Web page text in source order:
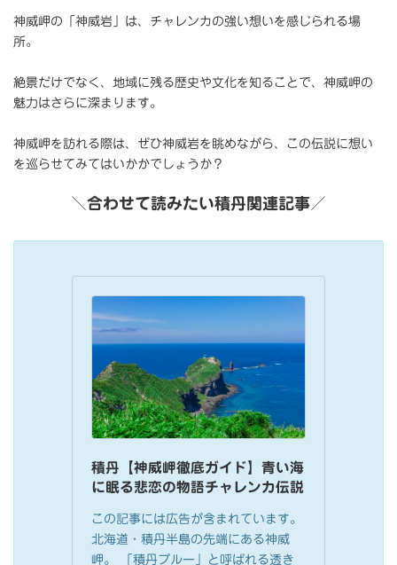
神威岬の「神威岩」は、チャレンカの強い想いを感じられる場
所。
絶景だけでなく、地域に残る歴史や文化を知ることで、神威岬の
魅力はさらに深まります。
神威岬を訪れる際は、ぜひ神威岩を眺めながら、この伝説に想い
を巡らせてみてはいかかでしょうか？
＼合わせて読みたい積丹関連記事／
積丹【神威岬徹底ガイド】青い海
に眠る悲恋の物語チャレンカ伝説
この記事には広告が含まれています。
北海道・積丹半島の先端にある神威
岬。 「積丹ブルー」と呼ばれる透き